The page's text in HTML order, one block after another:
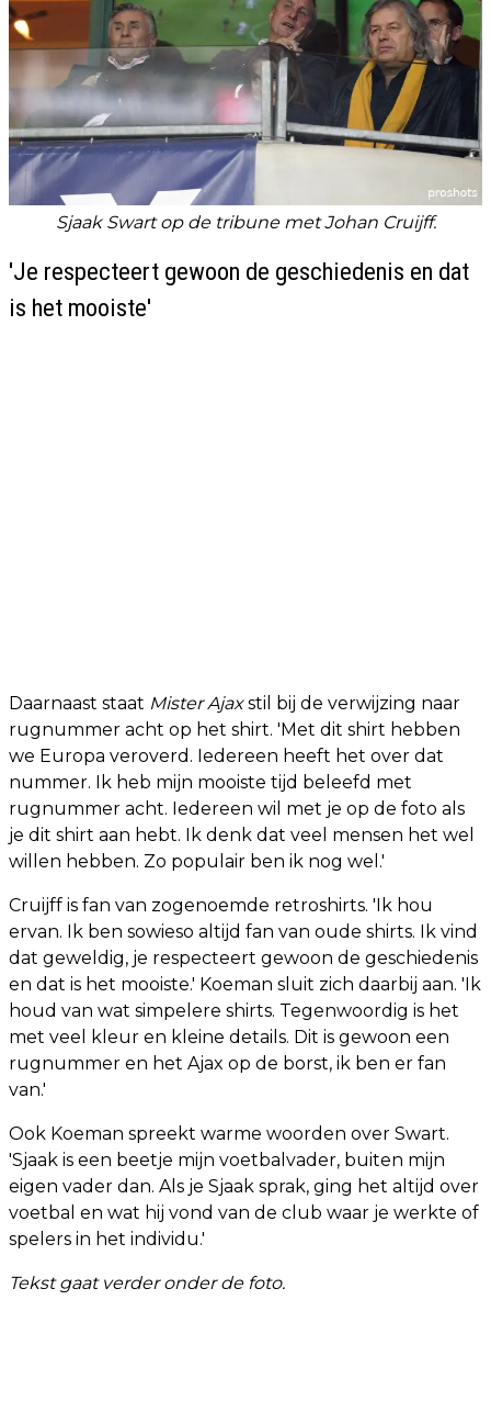
Sjaak Swart op de tribune met Johan Cruijff.
'Je respecteert gewoon de geschiedenis en dat
is het mooiste'
Daarnaast staat Mister Ajaxstil bij de verwijzing naar
rugnummer acht op het shirt. 'Met dit shirt hebben
we Europa veroverd. Iedereen heeft het over dat
nummer. Ik heb mijn mooiste tijd beleefd met
rugnummer acht. Iedereen wil met je op de foto als
je dit shirt aan hebt. Ik denk dat veel mensen het wel
willen hebben. Zo populair ben ik nog wel.'
Cruijff is fan van zogenoemde retroshirts. 'Ik hou
ervan. Ik ben sowieso altijd fan van oude shirts. Ik vind
dat geweldig, je respecteert gewoon de geschiedenis
en dat is het mooiste.' Koeman sluit zich daarbij aan. 'Ik
houd van wat simpelere shirts. Tegenwoordig is het
met veel kleur en kleine details. Dit is gewoon een
rugnummer en het Ajax op de borst, ik ben er fan
van.'
Ook Koeman spreekt warme woorden over Swart.
'Sjaak is een beetje mijn voetbalvader, buiten mijn
eigen vader dan. Als je Sjaak sprak, ging het altijd over
voetbal en wat hij vond van de club waar je werkte of
spelers in het individu.'
Tekst gaat verder onder de foto.